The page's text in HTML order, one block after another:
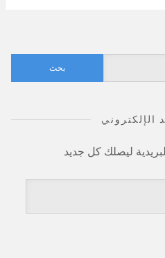
عن:
الإلكتروني
ليصلك كل جديد